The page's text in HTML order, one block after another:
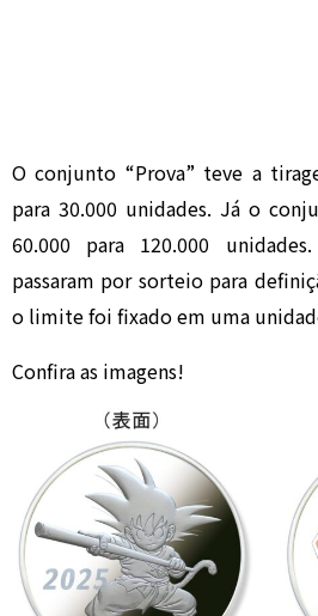
O conjunto “Prova” teve a
para 30.000 unidades. Já o
60.000 para 120.000
passaram por sorteio para
o limite foi fixado em uma
Confira as imagens!